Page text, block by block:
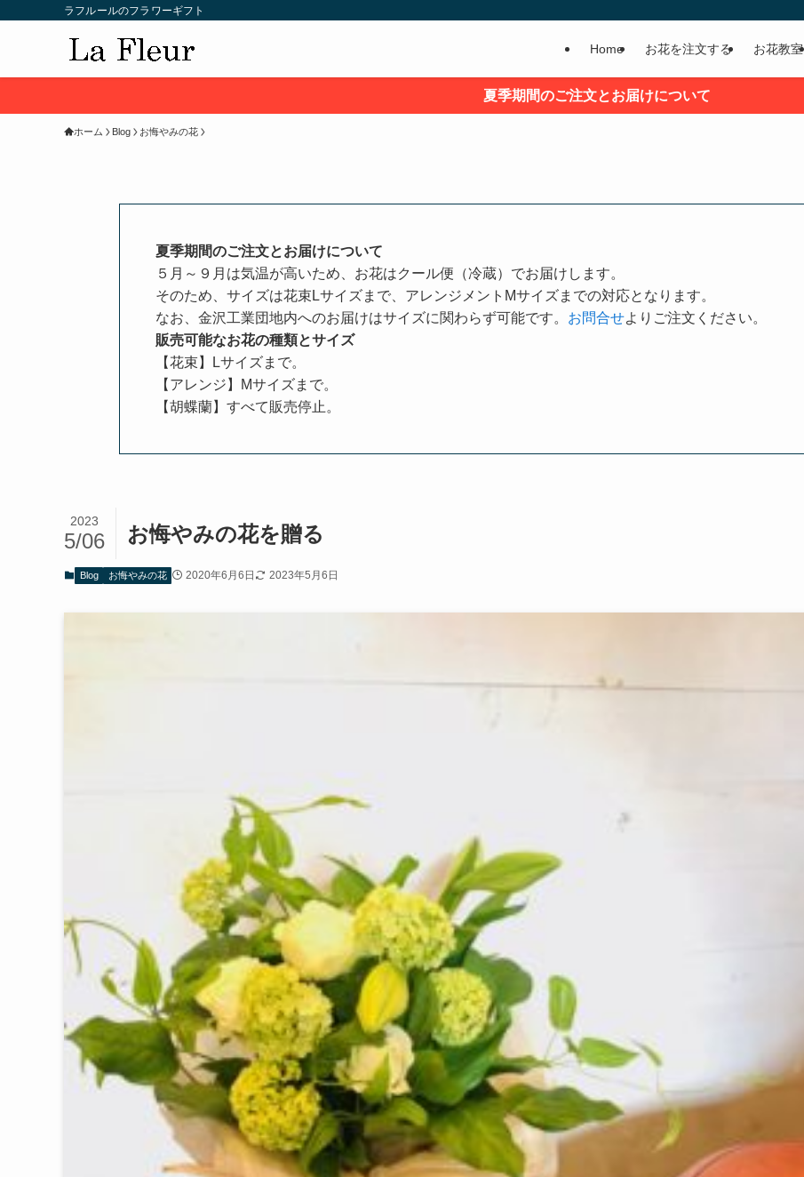
ラフルールのフラワーギフト
Home お花を注文する お花教室
夏季期間のご注文とお届けについて
ホーム Blog お悔やみの花
夏季期間のご注文とお届けについて
５月～９月は気温が高いため、お花はクール便（冷蔵）でお届けします。
そのため、サイズは花束Lサイズまで、アレンジメントMサイズまでの対応となります。
なお、金沢工業団地内へのお届けはサイズに関わらず可能です。 お問合せよりご注文ください。
販売可能なお花の種類とサイズ
【花束】Lサイズまで。
【アレンジ】Mサイズまで。
【胡蝶蘭】すべて販売停止。
お悔やみの花を贈る
2023
5/06
Blog お悔やみの花 2020年6月6日 2023年5月6日